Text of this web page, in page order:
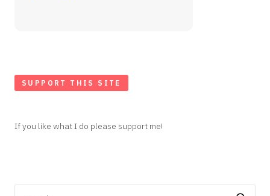
SUPPORT THIS SITE
If you like what I do please support me!